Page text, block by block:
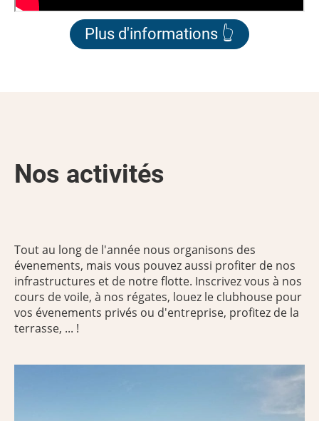
Plus d'informations 👆
Nos activités
Tout au long de l'année nous organisons des
évenements, mais vous pouvez aussi profiter de nos
infrastructures et de notre flotte. Inscrivez vous à nos
cours de voile, à nos régates, louez le clubhouse pour
vos évenements privés ou d'entreprise, profitez de la
terrasse, ... !